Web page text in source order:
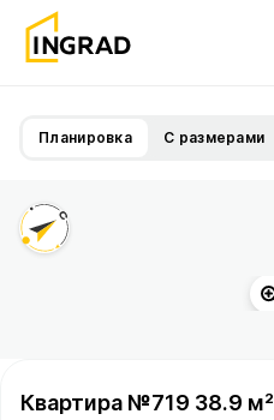
Планировка С размерами
Квартира №719 38.9 м²